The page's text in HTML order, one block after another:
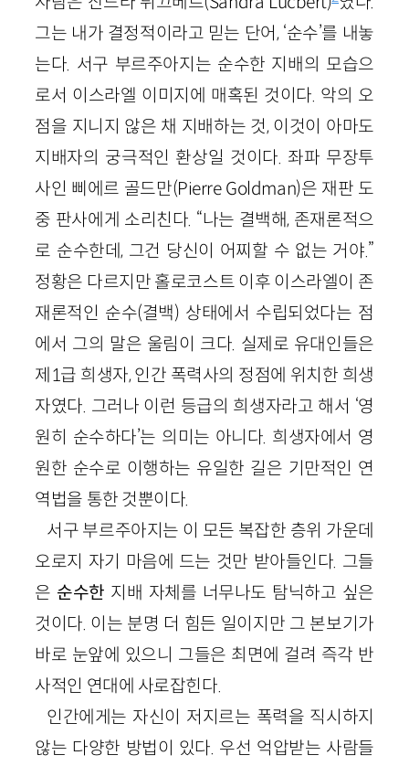
그는 내가 결정적이라고 믿는 단어, ‘순수’를 내놓
는다. 서구 부르주아지는 순수한 지배의 모습으
로서 이스라엘 이미지에 매혹된 것이다. 악의 오
점을 지니지 않은 채 지배하는 것, 이것이 아마도
지배자의 궁극적인 환상일 것이다. 좌파 무장투
사인 삐에르 골드만(Pierre Goldman)은 재판 도
중 판사에게 소리친다. “나는 결백해, 존재론적으
로 순수한데, 그건 당신이 어찌할 수 없는 거야.”
정황은 다르지만 홀로코스트 이후 이스라엘이 존
재론적인 순수(결백) 상태에서 수립되었다는 점
에서 그의 말은 울림이 크다. 실제로 유대인들은
제1급 희생자, 인간 폭력사의 정점에 위치한 희생
자였다. 그러나 이런 등급의 희생자라고 해서 ‘영
원히 순수하다’는 의미는 아니다. 희생자에서 영
원한 순수로 이행하는 유일한 길은 기만적인 연
역법을 통한 것뿐이다.
서구 부르주아지는 이 모든 복잡한 층위 가운데
오로지 자기 마음에 드는 것만 받아들인다. 그들
은 순수한 지배 자체를 너무나도 탐닉하고 싶은
것이다. 이는 분명 더 힘든 일이지만 그 본보기가
바로 눈앞에 있으니 그들은 최면에 걸려 즉각 반
사적인 연대에 사로잡힌다.
인간에게는 자신이 저지르는 폭력을 직시하지
않는 다양한 방법이 있다. 우선 억압받는 사람들